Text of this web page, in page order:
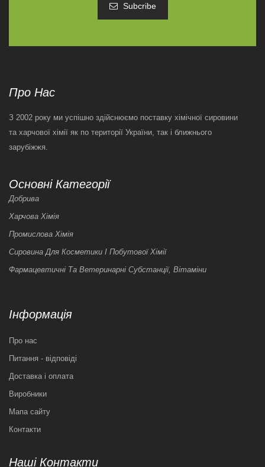
Subcribe
Про Нас
З 2002 року ми успішно здійснюємо поставку хімічної сировини
та харчової хімії як по території України, так і ближнього
зарубіжжя.
Основні Категорії
Добрива
Харчова Хімія
Промислова Хімія
Сировина Для Косметики І Побутової Хімії
Фармацевтичні Та Ветеринарні Субстанції, Вітаміни
Інформація
Про нас
Питання - відповіді
Доставка і оплата
Виробники
Мапа сайту
Контакти
Наші Контакти